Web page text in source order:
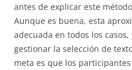
antes de explicar este
Aunque es buena, esta
adecuada en todos los
gestionar la selección de
meta es que los